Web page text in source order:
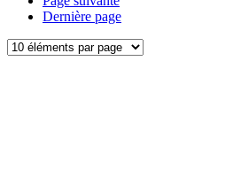
Dernière page